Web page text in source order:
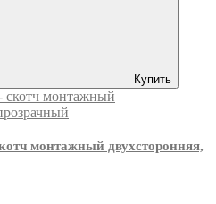
Купить
монтажный двухсторонняя,